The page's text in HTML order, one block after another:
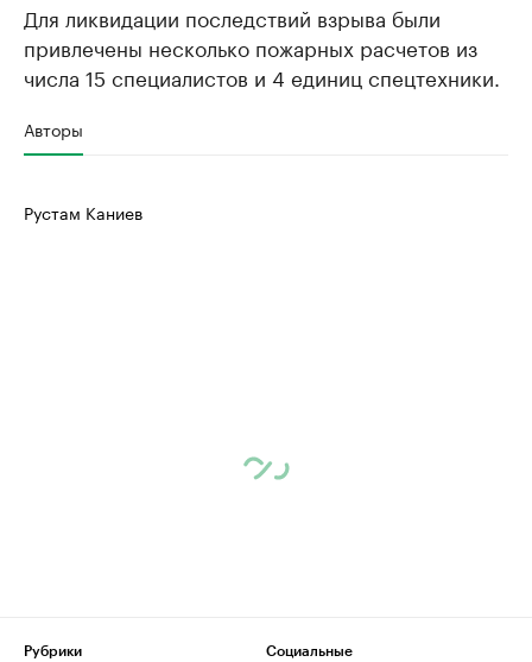
Для ликвидации последствий взрыва были
привлечены несколько пожарных расчетов из
числа 15 специалистов и 4 единиц спецтехники.
Авторы
Рустам Каниев
Рубрики
Социальные